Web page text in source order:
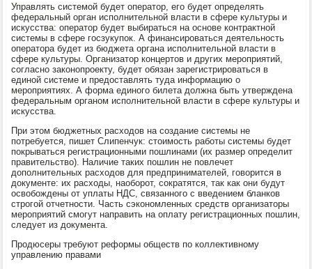
Управлять системой будет оператор, его будет определять
федеральный орган исполнительной власти в сфере культуры и
искусства: оператор будет выбираться на основе контрактной
системы в сфере госзукупок. А финансироваться деятельность
оператора будет из бюджета органа исполнительной власти в
сфере культуры. Организатор концертов и других мероприятий,
согласно законопроекту, будет обязан зарегистрироваться в
единой системе и предоставлять туда информацию о
мероприятиях. А форма единого билета должна быть утверждена
федеральным органом исполнительной власти в сфере культуры и
искусства.
При этом бюджетных расходов на создание системы не
потребуется, пишет Слипенчук: стоимость работы системы будет
покрываться регистрационными пошлинами (их размер определит
правительство). Наличие таких пошлин не повлечет
дополнительных расходов для предпринимателей, говорится в
документе: их расходы, наоборот, сократятся, так как они будут
освобождены от уплаты НДС, связанного с введением бланков
строгой отчетности. Часть сэкономленных средств организаторы
мероприятий смогут направить на оплату регистрационных пошлин,
следует из документа.
Продюсеры требуют реформы обществ по коллективному
управлению правами